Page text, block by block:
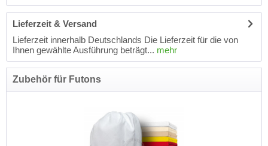
Lieferzeit & Versand
Lieferzeit innerhalb Deutschlands Die Lieferzeit für die von
Ihnen gewählte Ausführung beträgt... mehr
Zubehör für Futons